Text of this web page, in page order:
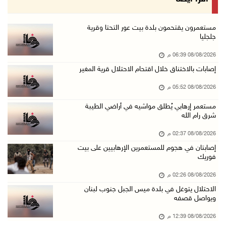
الرئيس يستقبل مجلس بلدية بيت لحم ويؤكد النهوض ...
08/آب/2026 02:11 م
عبوات المعلبات الفارغة لزراعة الأشتال في غزة
08/آب/2026 12:53 م
الفيضانات في ولاية آسام الهندية تودي بـ98 شخص ...
08/آب/2026 12:42 م
سلطة المياه تطلق مشروعا وطنيا يقود التحول نحو ...
الإعصار "دولفين" يضرب أوكيناوا باليابان والصي ...
08/آب/2026 12:08 م
42 الف مسافر تنقلوا عبر معبر الكرامة الأسبوع ...
مستعمرون يقتحمون بلدة بيت عور التحتا وقرية
جلجليا
08/08/2026 06:39 م
إصابات بالاختناق خلال اقتحام الاحتلال قرية المغير
08/08/2026 05:52 م
مستعمر إرهابي يُطلق مواشيه في أراضي الطيبة
شرق رام الله
08/08/2026 02:37 م
إصابتان في هجوم للمستعمرين الإرهابيين على بيت
فوريك
08/08/2026 02:26 م
الاحتلال يتوغل في بلدة ميس الجبل جنوب لبنان
ويواصل قصفه
08/08/2026 12:39 م